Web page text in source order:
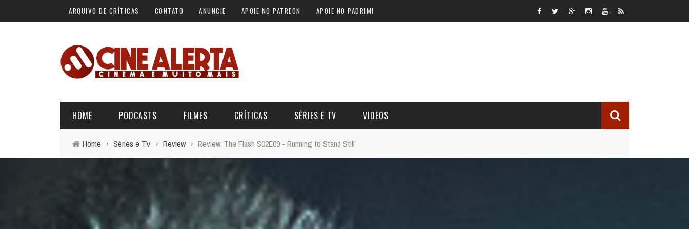
ARQUIVO DE CRÍTICAS CONTATO ANUNCIE APOIE NO PATREON APOIE NO PADRIM!
HOME PODCASTS FILMES CRÍTICAS SÉRIES E TV VIDEOS
Home › Séries e TV › Review › Review: The Flash S02E09 - Running to Stand Still